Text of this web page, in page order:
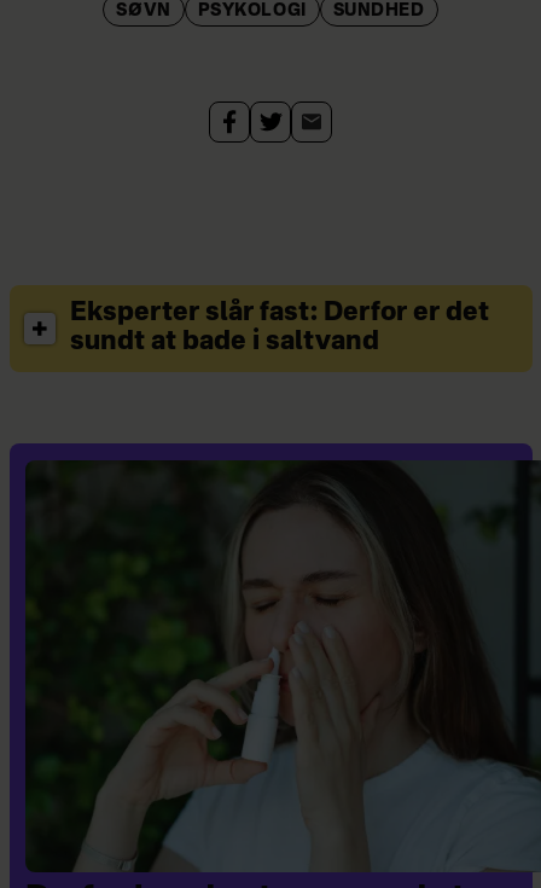
SØVN PSYKOLOGI SUNDHED
Eksperter slår fast: Derfor er det
sundt at bade i saltvand